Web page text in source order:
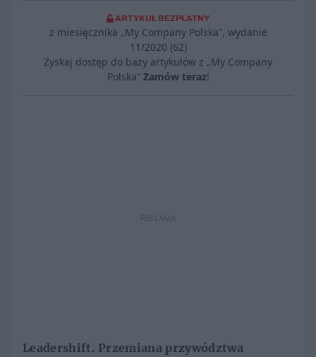
ARTYKUŁ BEZPŁATNY
z miesięcznika „My Company Polska”, wydanie
11/2020 (62)
Zyskaj dostęp do bazy artykułów z „My Company
Polska” Zamów teraz!
REKLAMA
Leadershift. Przemiana przywództwa